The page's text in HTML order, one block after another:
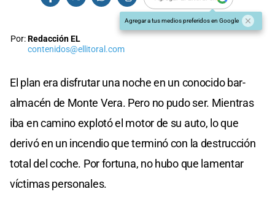
Agregar a tus medios preferidos en Google
Por:Redacción EL
contenidos@ellitoral.com
El plan era disfrutar una noche en un conocido bar-
almacén de Monte Vera. Pero no pudo ser. Mientras
iba en camino explotó el motor de su auto, lo que
derivó en un incendio que terminó con la destrucción
total del coche. Por fortuna, no hubo que lamentar
víctimas personales.